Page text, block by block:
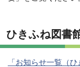
ひきふね図書
「お知らせ一覧（